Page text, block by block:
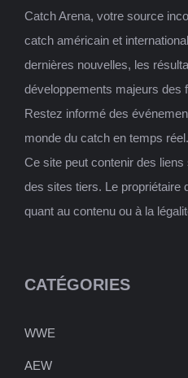
Catch Arena, votre source
catch américain et
dernières nouvelles, les
développements majeurs des
Restez informé des
monde du catch en temps réel.
Ce site peut contenir des
des sites tiers. Le propriétaire
quant au contenu ou à la
CATÉGORIES
WWE
AEW